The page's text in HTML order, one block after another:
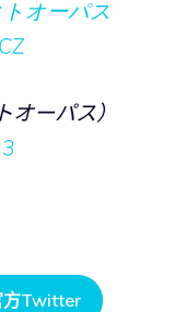
オーパス
ーパス）
方Twitter